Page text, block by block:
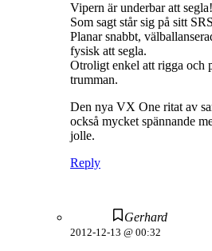
Vipern är underbar att segla!
Som sagt står sig på sitt
Planar snabbt,
fysisk att segla.
Otroligt enkel att rigga och
trumman.
Den nya VX One ritat av
också mycket spännande
jolle.
Reply
Gerhard
2012-12-13 @ 00:32